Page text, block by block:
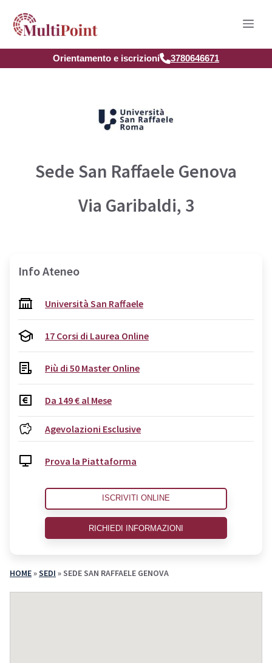
contenuto
Orientamento e iscrizioni 3780646671
Sede San Raffaele Genova
Via Garibaldi, 3
HOME»SEDI »SEDE SAN RAFFAELE GENOVA
Info Ateneo
Università San Raffaele
17 Corsi di Laurea Online
Più di 50 Master Online
Da 149 € al Mese
Agevolazioni Esclusive
Prova la Piattaforma
ISCRIVITI ONLINE
RICHIEDI INFORMAZIONI